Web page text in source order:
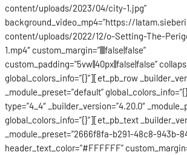
content/uploads/2023/04/city-1.jpg”
background_video_mp4=”https://
content/uploads/2022/12/o-Setting-The-
1.mp4″ custom_margin=”||||false|false”
custom_padding=”5vw||40px||false|false”
global_colors_info=”{}”][et_pb_row
_module_preset=”default”
type=”4_4″ _builder_version=”4.20.0″
global_colors_info=”{}”][et_pb_text
_module_preset=”2666f8fa-b291-48c8-943b-
header_text_color=”#FFFFFF”